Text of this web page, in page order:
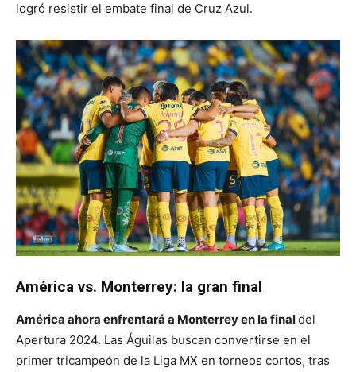
logró resistir el embate final de Cruz Azul.
América vs. Monterrey: la gran final
América ahora enfrentará a Monterrey en la finaldel
Apertura 2024. Las Águilas buscan convertirse en el
primer tricampeón de la Liga MX en torneos cortos, tras